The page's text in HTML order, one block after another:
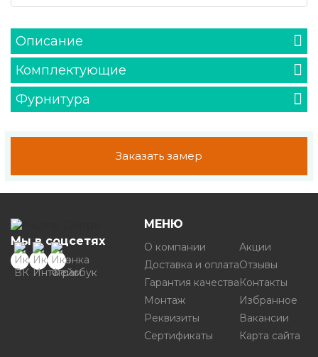
Описание
Комплектующие
Фурнитура
Заказать замер
Мы в соцсетях
МЕНЮ
О компании
Доставка и оплата
Гарантия качества
Монтаж
Реквизиты
Сертификаты
Акции
Отзывы
Контакты
Избранное
Вакансии
Карта сайта